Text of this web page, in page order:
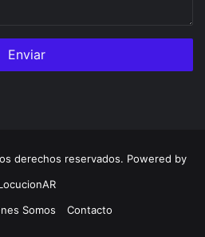
derechos reservados. Powered by
Somos Contacto